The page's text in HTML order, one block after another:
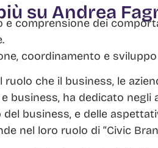
su Andrea
comprensione dei
coordinamento e
che il business, le
business, ha dedicato
del business, e delle
nel loro ruolo di “Civic